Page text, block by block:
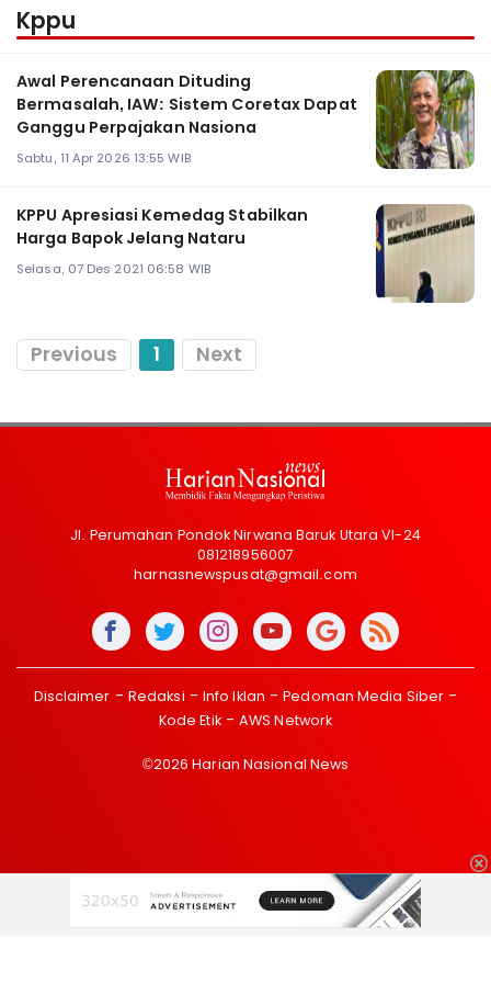
Kppu
Awal Perencanaan Dituding
Bermasalah, IAW: Sistem Coretax Dapat
Ganggu Perpajakan Nasiona
Sabtu, 11 Apr 2026 13:55 WIB
KPPU Apresiasi Kemedag Stabilkan
Harga Bapok Jelang Nataru
Selasa, 07 Des 2021 06:58 WIB
Previous 1 Next
Jl. Perumahan Pondok Nirwana Baruk Utara VI-24
081218956007
harnasnewspusat@gmail.com
Disclaimer Redaksi Info Iklan
Pedoman Media Siber
Kode Etik
AWS Network
©2026 Harian Nasional News